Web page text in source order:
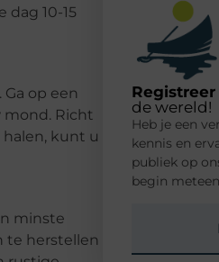
10-15
op een
mond. Richt
kunt u
minste
te herstellen
de wereld!
Heb je een
kennis en
publiek op
begin